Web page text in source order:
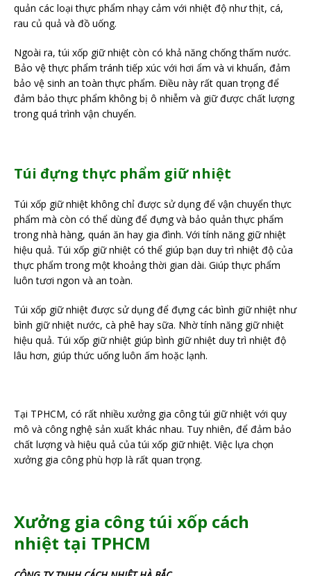
quản các loại thực phẩm nhạy cảm với nhiệt độ như thịt, cá,
rau củ quả và đồ uống.
Ngoài ra, túi xốp giữ nhiệt còn có khả năng chống thấm nước.
Bảo vệ thực phẩm tránh tiếp xúc với hơi ẩm và vi khuẩn, đảm
bảo vệ sinh an toàn thực phẩm. Điều này rất quan trọng để
đảm bảo thực phẩm không bị ô nhiễm và giữ được chất lượng
trong quá trình vận chuyển.
Túi đựng thực phẩm giữ nhiệt
Túi xốp giữ nhiệt không chỉ được sử dụng để vận chuyển thực
phẩm mà còn có thể dùng để đựng và bảo quản thực phẩm
trong nhà hàng, quán ăn hay gia đình. Với tính năng giữ nhiệt
hiệu quả. Túi xốp giữ nhiệt có thể giúp bạn duy trì nhiệt độ của
thực phẩm trong một khoảng thời gian dài. Giúp thực phẩm
luôn tươi ngon và an toàn.
Túi xốp giữ nhiệt được sử dụng để đựng các bình giữ nhiệt như
bình giữ nhiệt nước, cà phê hay sữa. Nhờ tính năng giữ nhiệt
hiệu quả. Túi xốp giữ nhiệt giúp bình giữ nhiệt duy trì nhiệt độ
lâu hơn, giúp thức uống luôn ấm hoặc lạnh.
Tại TPHCM, có rất nhiều xưởng gia công túi giữ nhiệt với quy
mô và công nghệ sản xuất khác nhau. Tuy nhiên, để đảm bảo
chất lượng và hiệu quả của túi xốp giữ nhiệt. Việc lựa chọn
xưởng gia công phù hợp là rất quan trọng.
Xưởng gia công túi xốp cách
nhiệt tại TPHCM